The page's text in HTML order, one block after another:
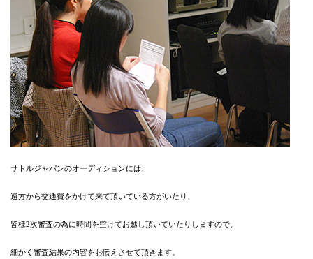
サトルジャパンのオーディションには、
遠方から交通費をかけて来て頂いている方がいたり、
皆様2次審査の為に時間を空けてお越し頂いていたりしますので、
細かく審査結果の内容をお伝えさせて頂きます。